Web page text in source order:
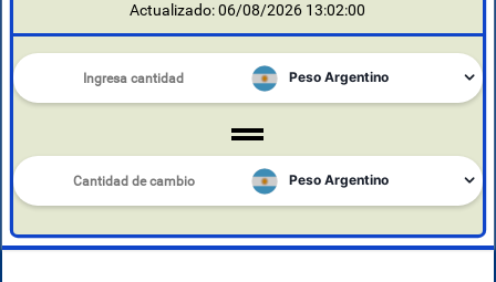
Actualizado: 06/08/2026 13:02:00